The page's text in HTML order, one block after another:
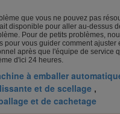
que vous ne pouvez pas
disponible pour aller au-dessus
Pour de petits problèmes,
pour vous guider comment ajuster
après que l'équipe de service
d'ici 24 heures.
à emballer
et de scellage ,
et de cachetage